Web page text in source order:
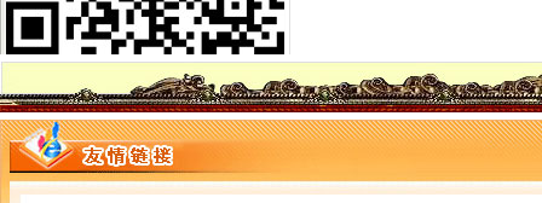
申请注册进出口公司需要具备什么条件？—多有米
注册深圳公司深圳进出口权申请条件、材料、流程、时间-深圳58同城
【外贸出口企业资质认定进出口权申请条件】-郑州二七易登网
青海西宁进出口公司申请条件---爱喇叭网
申请进出口权条件_中华文本库
南昌进出口权申请的优势及条件
广州进出口权申请条件,申请进出口权,申请进出口权的流程-
广州进出口权申请条件,申请进出口权,申请进出口权的流程-